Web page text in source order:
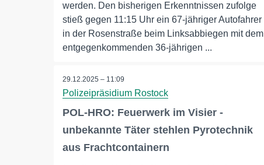
werden. Den bisherigen Erkenntnissen zufolge
stieß gegen 11:15 Uhr ein 67-jähriger Autofahrer
in der Rosenstraße beim Linksabbiegen mit dem
entgegenkommenden 36-jährigen ...
29.12.2025 – 11:09
Polizeipräsidium Rostock
POL-HRO: Feuerwerk im Visier -
unbekannte Täter stehlen Pyrotechnik
aus Frachtcontainern